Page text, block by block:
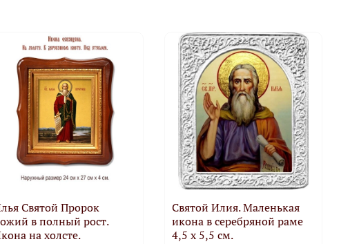
Святой Пророк
в полный рост.
на холсте.
Святой Илия. Маленькая
икона в серебряной раме
4,5 х 5,5 см.